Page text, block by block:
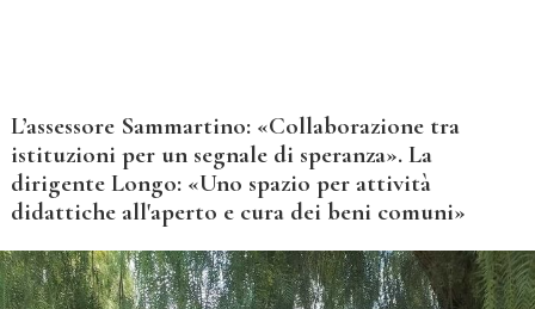
L’assessore Sammartino: «Collaborazione tra
istituzioni per un segnale di speranza». La
dirigente Longo: «Uno spazio per attività
didattiche all'aperto e cura dei beni comuni»